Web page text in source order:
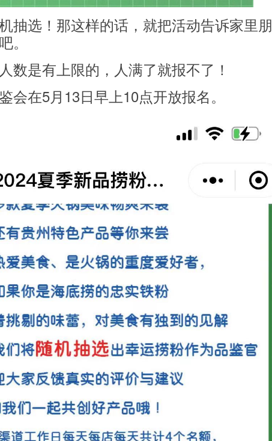
抽选！那这样的话，就把活动告诉家里朋
。
数是有上限的，人满了就报不了！
会在5月13日早上10点开放报名。